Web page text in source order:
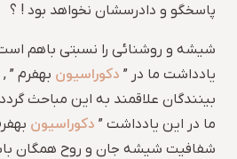
پاسخگو و دادرسشان نخواهد بود ! ؟
شیشه و روشنائی را نسبتی باهم
یادداشت ما در ” دکوراسیون بهفرم ”
بینندگان علاقمند به این مباحث
ما در این یادداشت ” دکوراسیون
شفافیت شیشه جان و روح همگان